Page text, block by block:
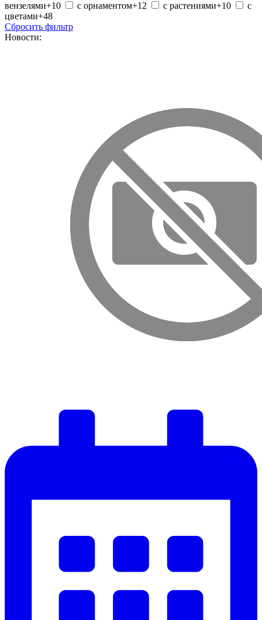
вензелями+10 с орнаментом+12 с растениями+10
с
цветами+48
Сбросить фильтр
Новости: